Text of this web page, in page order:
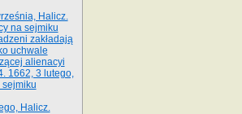
Halicz.
na sejmiku
zakładają
uchwale
alienacyi
1662, 3 lutego,
sejmiku
Halicz.